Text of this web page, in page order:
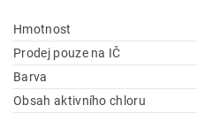
Hmotnost
Prodej pouze na IČ
Barva
Obsah aktivního chloru